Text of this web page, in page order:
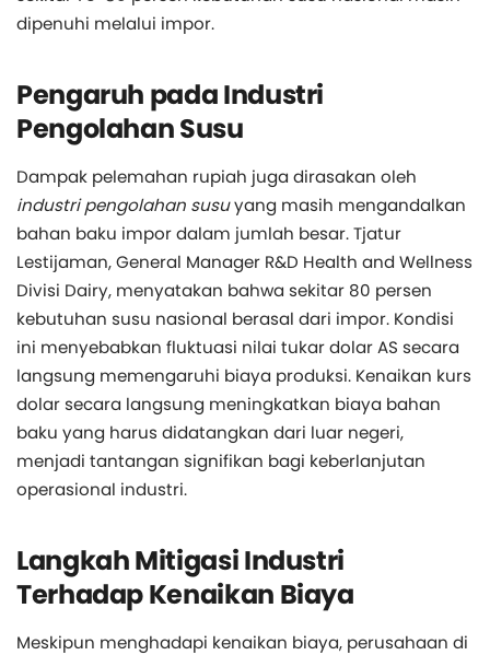
dipenuhi melalui impor.
Pengaruh pada Industri
Pengolahan Susu
Dampak pelemahan rupiah juga dirasakan oleh
industri pengolahan susuyang masih mengandalkan
bahan baku impor dalam jumlah besar. Tjatur
Lestijaman, General Manager R&D Health and Wellness
Divisi Dairy, menyatakan bahwa sekitar 80 persen
kebutuhan susu nasional berasal dari impor. Kondisi
ini menyebabkan fluktuasi nilai tukar dolar AS secara
langsung memengaruhi biaya produksi. Kenaikan kurs
dolar secara langsung meningkatkan biaya bahan
baku yang harus didatangkan dari luar negeri,
menjadi tantangan signifikan bagi keberlanjutan
operasional industri.
Langkah Mitigasi Industri
Terhadap Kenaikan Biaya
Meskipun menghadapi kenaikan biaya, perusahaan di